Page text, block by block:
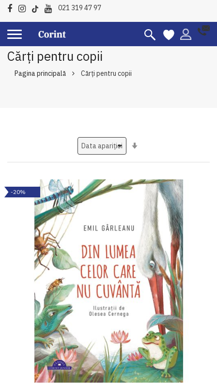
021 319 47 97
Cărți pentru copii
Pagina principală Cărți pentru copii
-20%